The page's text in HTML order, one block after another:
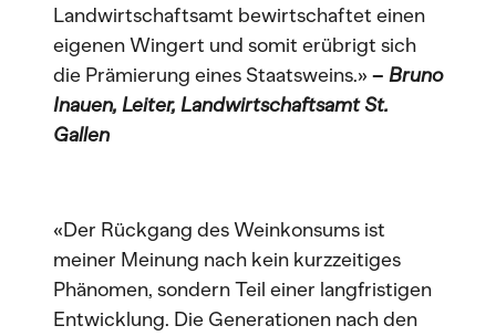
Landwirtschaftsamt bewirtschaftet einen
eigenen Wingert und somit erübrigt sich
die Prämierung eines Staatsweins.» – Bruno
Inauen, Leiter, Landwirtschaftsamt St.
Gallen
«Der Rückgang des Weinkonsums ist
meiner Meinung nach kein kurzzeitiges
Phänomen, sondern Teil einer langfristigen
Entwicklung. Die Generationen nach den